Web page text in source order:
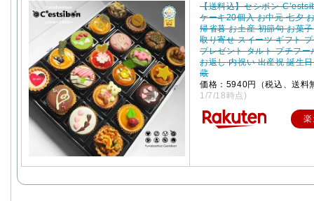
【送料込】セシボン-
ケーキ20個入 お中元 七夕
帰省暮 お土産 初節句 お菓
取り寄せ スイーツ ギフト
プレゼント タルト プチフー
お返し 内祝い 出産祝 誕生
蔵
価格：5940円（税込、送料
1/7/18時点)